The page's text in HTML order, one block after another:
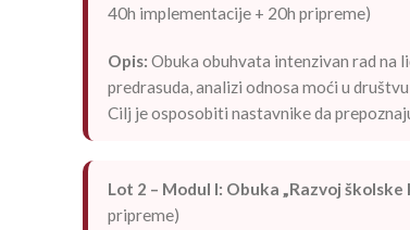
40h implementacije + 20h pripreme)
Opis: Obuka obuhvata intenzivan rad
predrasuda, analizi odnosa moći u
Cilj je osposobiti nastavnike da
Lot 2 – Modul I: Obuka „Razvoj
pripreme)